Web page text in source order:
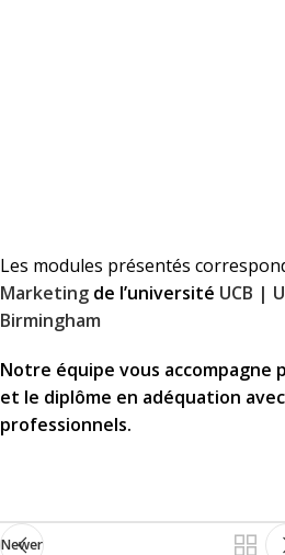
Les modules présentés
Marketing de l’université UCB |
Birmingham
Notre équipe vous accompagne
et le diplôme en adéquation
professionnels.
Newer